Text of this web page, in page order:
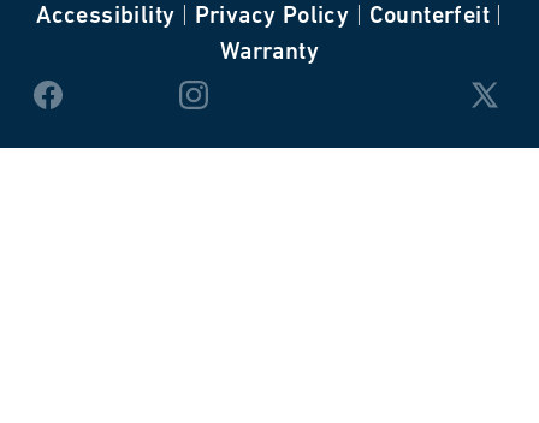
Accessibility
Privacy Policy Counterfeit|
Warranty